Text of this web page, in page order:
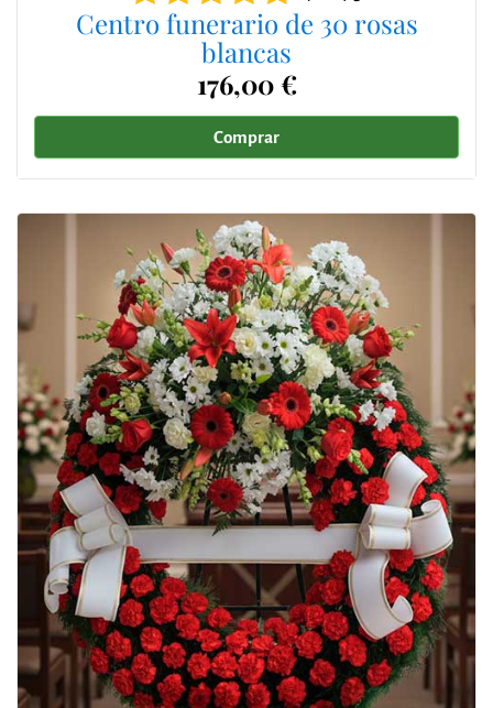
Centro funerario de 30 rosas
blancas
176,00 €
Comprar